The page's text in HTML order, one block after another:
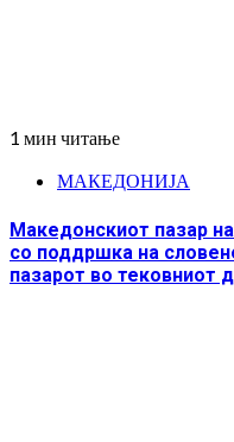
1 мин читање
МАКЕДОНИЈА
Македонскиот пазар
со поддршка на
пазарот во тековниот